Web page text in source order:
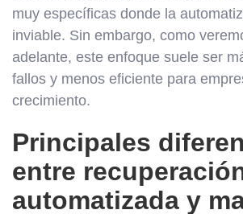
muy específicas donde la
inviable. Sin embargo, como
adelante, este enfoque suele ser
fallos y menos eficiente para
crecimiento.
Principales
entre
automatizada y